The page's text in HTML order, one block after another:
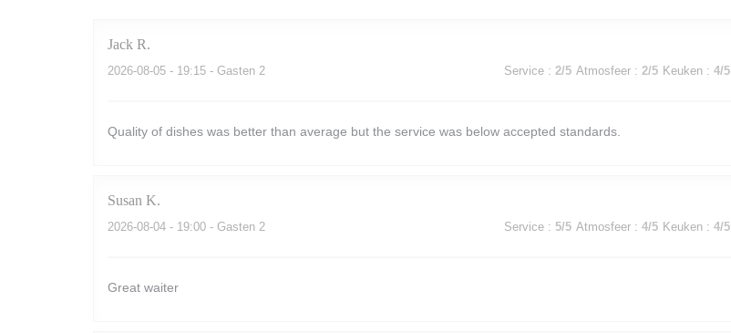
Jack R
2026-08-05 - 19:15 - Gasten 2 Service : 2/5 Atmosfeer : 2/5 Keuken : 4/5
Quality of dishes was better than average but the service was below accepted standards.
Susan K
2026-08-04 - 19:00 - Gasten 2 Service : 5/5 Atmosfeer : 4/5 Keuken : 4/5
Great waiter